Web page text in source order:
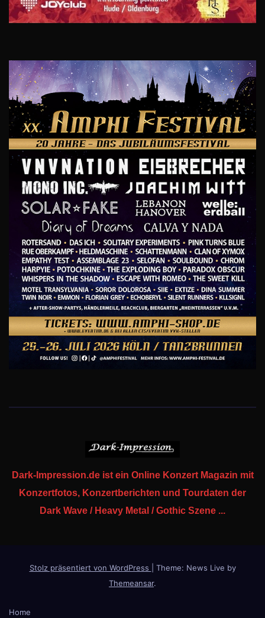
Dark-Impression.de ist ein Online Konzert Magazin mit
Konzertfotos, Konzertberichten und Tourdaten der
Dark Wave / Heavy Metal / Gothic Szene ...
Stolz präsentiert von WordPress
Theme: News Live by
Themeansar.
Home